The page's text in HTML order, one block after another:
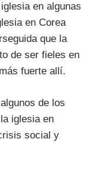
en algunas
en Corea
que la
de ser fieles en
fuerte allí.
de los
iglesia en
social y